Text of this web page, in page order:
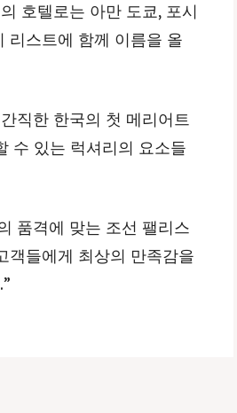
호텔로는 아만 도쿄, 포시
리스트에 함께 이름을 올
직한 한국의 첫 메리어트
수 있는 럭셔리의 요소들
품격에 맞는 조선 팰리스
객들에게 최상의 만족감을